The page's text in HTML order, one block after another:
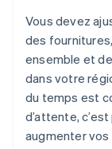
Vous devez
des
ensemble et
dans votre
du temps est
d’attente,
augmenter vos